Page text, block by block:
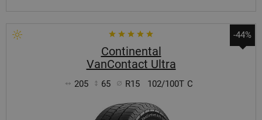
-44%
Continental
VanContact Ultra
205 65 R15 102/100T C